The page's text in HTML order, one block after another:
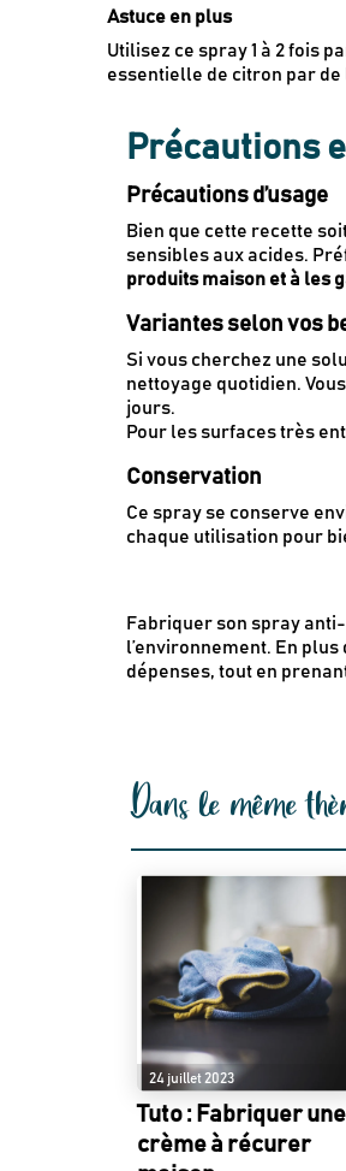
Astuce en plus
Utilisez ce spray 1 à 2 fois
essentielle de citron par de
Précautions
Précautions d’usage
Bien que cette recette
sensibles aux acides.
produits maison et à les
Variantes selon vos
Si vous cherchez une
nettoyage quotidien.
jours.
Pour les surfaces très
Conservation
Ce spray se conserve
chaque utilisation pour
Fabriquer son spray
l’environnement. En
dépenses, tout en
Dans le même
24 juillet 2023
Tuto : Fabriquer une
crème à récurer